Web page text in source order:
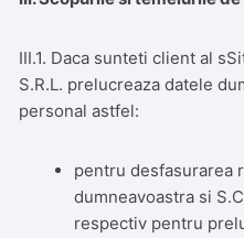
III.1. Daca sunteti client al
S.R.L. prelucreaza datele
personal astfel:
pentru desfasurarea
dumneavoastra si
respectiv pentru